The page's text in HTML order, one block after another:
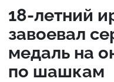
18-летний
завоевал
медаль на
по шашкам